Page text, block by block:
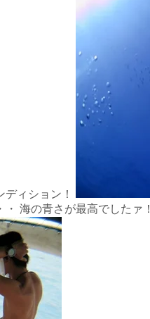
ィション！
海の青さが最高でしたァ！